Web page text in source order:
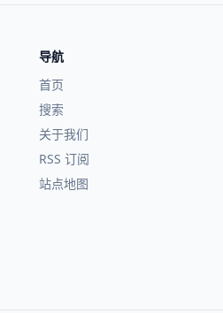
导航
首页
搜索
关于我们
RSS 订阅
站点地图